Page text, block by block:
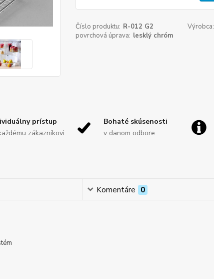
Číslo produktu: R-012 G2 Výrobca:
povrchová úprava: lesklý chróm
prístup
zákazníkovi
Bohaté skúsenosti
v danom odbore
Komentáre 0